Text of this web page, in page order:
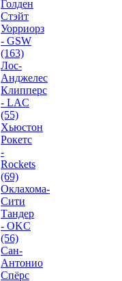
Голден
Стэйт
Уорриорз
- GSW
(163)
Лос-
Анджелес
Клипперс
- LAC
(55)
Хьюстон
Рокетс
-
Rockets
(69)
Оклахома-
Сити
Тандер
- OKC
(56)
Сан-
Антонио
Спёрс